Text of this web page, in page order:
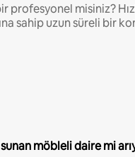
profesyonel misiniz?
sahip uzun süreli bir
möbleli daire mi